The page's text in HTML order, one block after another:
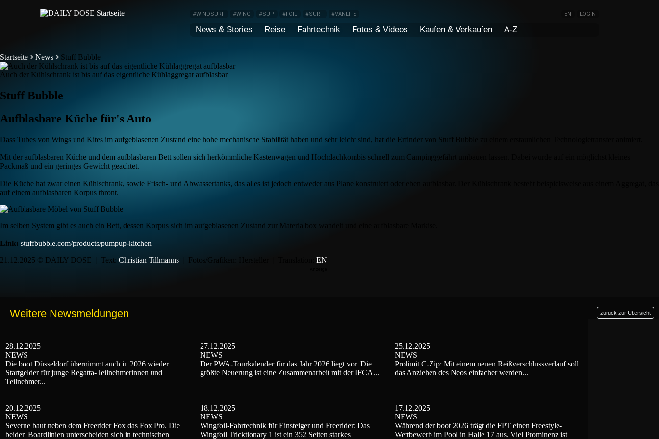
#WINDSURF #WING #SUP #FOIL #SURF #VANLIFE EN LOGIN
News & Stories Reise Fahrtechnik Fotos & Videos Kaufen & Verkaufen A-Z
Startseite News Stuff Bubble
Auch der Kühlschrank ist bis auf das eigentliche Kühlaggregat aufblasbar
Stuff Bubble
Aufblasbare Küche für's Auto
Dass Tubes von Wings und Kites im aufgeblasenen Zustand eine hohe mechanische Stabilität haben und sehr leicht sind, hat die Erfinder von Stuff Bubble zu einem erstaunlichen Technologietransfer animiert.
Mit der aufblasbaren Küche und dem aufblasbaren Bett sollen sich herkömmliche Kastenwagen und Hochdachkombis schnell zum Campinggefährt umbauen lassen. Dabei wurde auf ein möglichst kleines
Packmaß und ein geringes Gewicht geachtet.
Die Küche hat zwar einen Kühlschrank, sowie Frisch- und Abwassertanks, das alles ist jedoch entweder aus Plane konstruiert oder eben aufblasbar. Der Kühlschrank besteht beispielsweise aus einem Aggregat, das
auf einem aufblasbaren Korpus thront.
Im selben System gibt es auch ein Bett, dessen Korpus sich im aufgeblasenen Zustand zur Materialbox wandelt und eine aufblasbare Markise.
Link: stuffbubble.com/products/pumpup-kitchen
21.12.2025 © DAILY DOSE
Text: Christian Tillmanns Fotos/Grafiken: Hersteller EN
Weitere Newsmeldungen zurück zur Übersicht
28.12.2025
NEWS
Die boot Düsseldorf übernimmt auch in 2026 wieder
Startgelder für junge Regatta-Teilnehmerinnen und
Teilnehmer...
27.12.2025
NEWS
Der PWA-Tourkalender für das Jahr 2026 liegt vor. Die
größte Neuerung ist eine Zusammenarbeit mit der IFCA...
25.12.2025
NEWS
Prolimit C-Zip: Mit einem neuen Reißverschlussverlauf soll
das Anziehen des Neos einfacher werden...
20.12.2025
NEWS
Severne baut neben dem Freerider Fox das Fox Pro. Die
beiden Boardlinien unterscheiden sich in technischen
18.12.2025
NEWS
Wingfoil-Fahrtechnik für Einsteiger und Freerider: Das
Wingfoil Tricktionary 1 ist ein 352 Seiten starkes
17.12.2025
NEWS
Während der boot 2026 trägt die FPT einen Freestyle-
Wettbewerb im Pool in Halle 17 aus. Viel Prominenz ist